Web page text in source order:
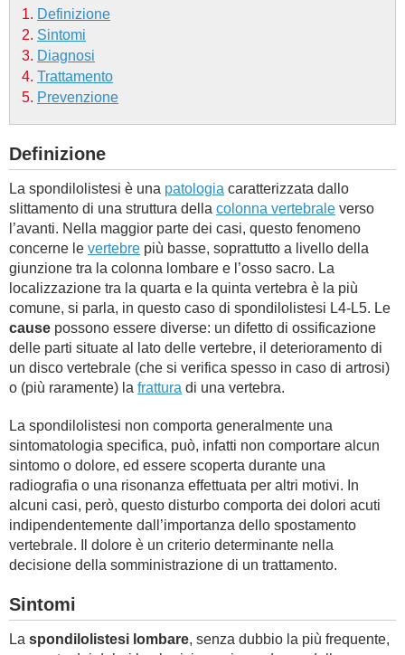
GUIDE
FORUM
Definizione
Sintomi
Diagnosi
Trattamento
Prevenzione
Definizione
La spondilolistesi è una patologia caratterizzata dallo
slittamento di una struttura della colonna vertebrale verso
l’avanti. Nella maggior parte dei casi, questo fenomeno
concerne le vertebre più basse, soprattutto a livello della
giunzione tra la colonna lombare e l’osso sacro. La
localizzazione tra la quarta e la quinta vertebra è la più
comune, si parla, in questo caso di spondilolistesi L4-L5. Le
cause possono essere diverse: un difetto di ossificazione
delle parti situate al lato delle vertebre, il deterioramento di
un disco vertebrale (che si verifica spesso in caso di artrosi)
o (più raramente) la frattura di una vertebra.
La spondilolistesi non comporta generalmente una
sintomatologia specifica, può, infatti non comportare alcun
sintomo o dolore, ed essere scoperta durante una
radiografia o una risonanza effettuata per altri motivi. In
alcuni casi, però, questo disturbo comporta dei dolori acuti
indipendentemente dall’importanza dello spostamento
vertebrale. Il dolore è un criterio determinante nella
decisione della somministrazione di un trattamento.
Sintomi
La spondilolistesi lombare, senza dubbio la più frequente,